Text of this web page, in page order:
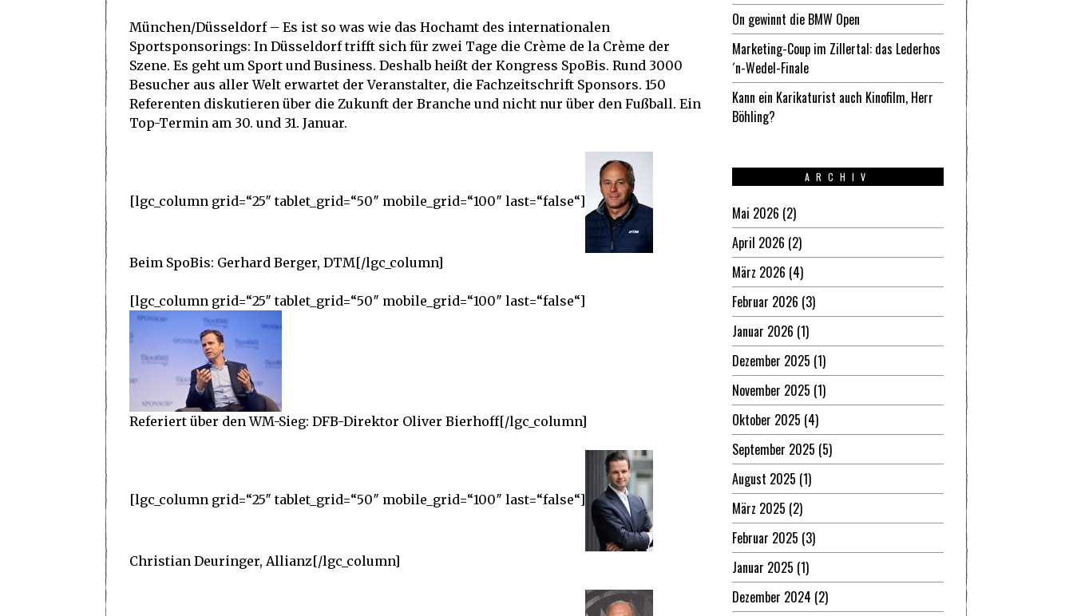
München/Düsseldorf – Es ist so was wie das Hochamt des internationalen
Sportsponsorings: In Düsseldorf trifft sich für zwei Tage die Crème de la Crème der
Szene. Es geht um Sport und Business. Deshalb heißt der Kongress SpoBis. Rund 3000
Besucher aus aller Welt erwartet der Veranstalter, die Fachzeitschrift Sponsors. 150
Referenten diskutieren über die Zukunft der Branche und nicht nur über den Fußball. Ein
Top-Termin am 30. und 31. Januar.
[lgc_column grid=“25″ tablet_grid=“50″ mobile_grid=“100″ last=“false“]
Beim SpoBis: Gerhard Berger, DTM[/lgc_column]
[lgc_column grid=“25″ tablet_grid=“50″ mobile_grid=“100″ last=“false“]
Referiert über den WM-Sieg: DFB-Direktor Oliver Bierhoff[/lgc_column]
[lgc_column grid=“25″ tablet_grid=“50″ mobile_grid=“100″ last=“false“]
Christian Deuringer, Allianz[/lgc_column]
On gewinnt die BMW Open
Marketing-Coup im Zillertal: das Lederhos
´n-Wedel-Finale
Kann ein Karikaturist auch Kinofilm, Herr
Böhling?
ARCHIV
Mai 2026 (2)
April 2026 (2)
März 2026 (4)
Februar 2026 (3)
Januar 2026 (1)
Dezember 2025 (1)
November 2025 (1)
Oktober 2025 (4)
September 2025 (5)
August 2025 (1)
März 2025 (2)
Februar 2025 (3)
Januar 2025 (1)
Dezember 2024 (2)